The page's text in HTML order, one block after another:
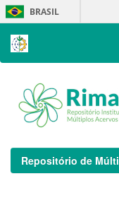
Skip
navigation
BRASIL
Repositório de